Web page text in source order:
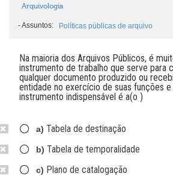
Arquivologia
-Assuntos: Políticas públicas de arquivo
Na maioria dos Arquivos Públicos, é
instrumento de trabalho que serve para
qualquer documento produzido ou
entidade no exercício de suas funções e
instrumento indispensável é a(o )
a) Tabela de destinação
b) Tabela de temporalidade
c) Plano de catalogação